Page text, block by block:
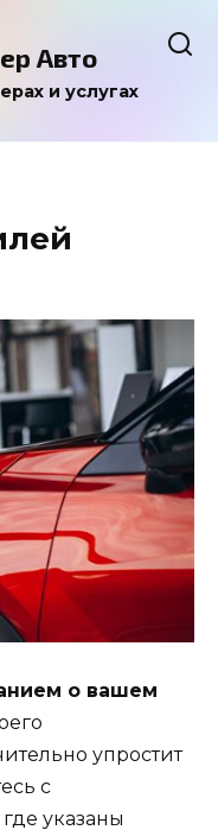
Авто
и услугах
о вашем
упростит
с
указаны